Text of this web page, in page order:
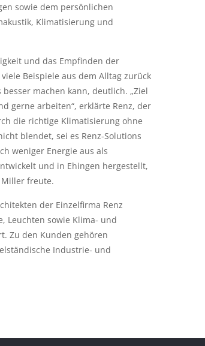
sowie dem persönlichen
Klimatisierung und
und das Empfinden der
Beispiele aus dem Alltag zurück
machen kann, deutlich. „Ziel
gerne arbeiten“, erklärte Renz, der
die richtige Klimatisierung ohne
blendet, sei es Renz-Solutions
weniger Energie aus als
und in Ehingen hergestellt,
freute.
der Einzelfirma Renz
Leuchten sowie Klima- und
Zu den Kunden gehören
Industrie- und